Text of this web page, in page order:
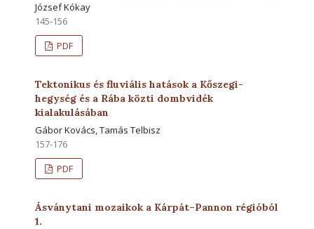
József Kókay
145-156
PDF
Tektonikus és fluviális hatások a Kőszegi-
hegység és a Rába közti dombvidék
kialakulásában
Gábor Kovács, Tamás Telbisz
157-176
PDF
Ásványtani mozaikok a Kárpát–Pannon régióból
1.